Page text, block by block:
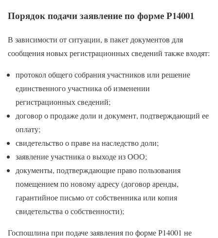
Порядок подачи заявление по форме Р14001
В зависимости от ситуации, в пакет документов для
сообщения новых регистрационных сведений также входят:
протокол общего собрания участников или решение
единственного участника об изменении
регистрационных сведений;
договор о продаже доли и документ, подтверждающий ее
оплату;
свидетельство о праве на наследство доли;
заявление участника о выходе из ООО;
документы, подтверждающие право пользования
помещением по новому адресу (договор аренды,
гарантийное письмо от собственника или копия
свидетельства о собственности);
Госпошлина при подаче заявления по форме Р14001 не